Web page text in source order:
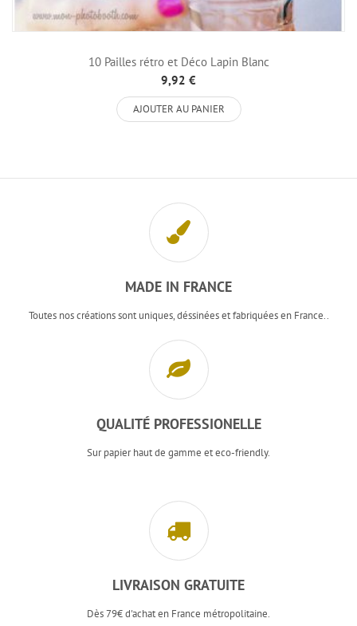
10 Pailles rétro et Déco Lapin Blanc
9,92 €
AJOUTER AU PANIER
MADE IN FRANCE
Toutes nos créations sont uniques, déssinées et fabriquées en France..
QUALITÉ PROFESSIONELLE
Sur papier haut de gamme et eco-friendly.
LIVRAISON GRATUITE
Dès 79€ d'achat en France métropolitaine.